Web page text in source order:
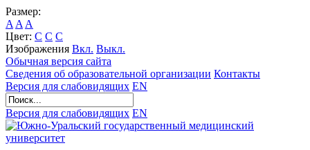
Размер:
A A A
Цвет: C C C
Изображения Вкл. Выкл.
Обычная версия сайта
Сведения об образовательной организации Контакты
Версия для слабовидящих EN
Версия для слабовидящих EN